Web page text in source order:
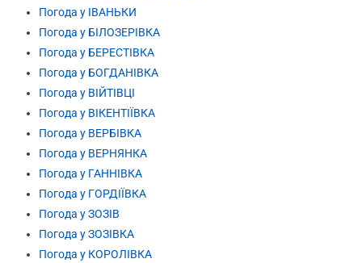
Погода у ІВАНЬКИ
Погода у БІЛОЗЕРІВКА
Погода у БЕРЕСТІВКА
Погода у БОГДАНІВКА
Погода у ВІЙТІВЦІ
Погода у ВІКЕНТІЇВКА
Погода у ВЕРБІВКА
Погода у ВЕРНЯНКА
Погода у ГАННІВКА
Погода у ГОРДІЇВКА
Погода у ЗОЗІВ
Погода у ЗОЗІВКА
Погода у КОРОЛІВКА